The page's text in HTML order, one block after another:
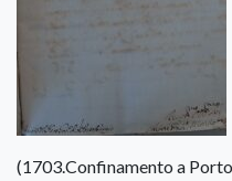
(1703.Confinamento a